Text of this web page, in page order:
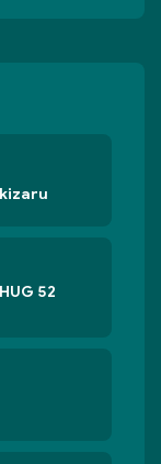
kizaru
52